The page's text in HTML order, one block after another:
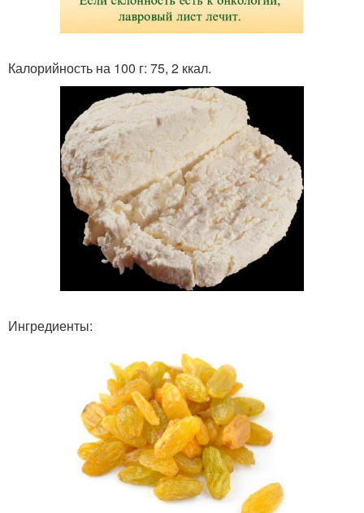
Калорийность на 100 г: 75, 2 ккал.
Ингредиенты: